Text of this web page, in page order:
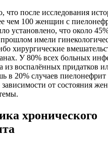
что после исследования
чем 100 женщин с
установлено, что около
имели
хирургические
У 80% всех больных
из воспалённых придатков
в 20% случаев пиелонефрит
зависимости от состояния
хронического